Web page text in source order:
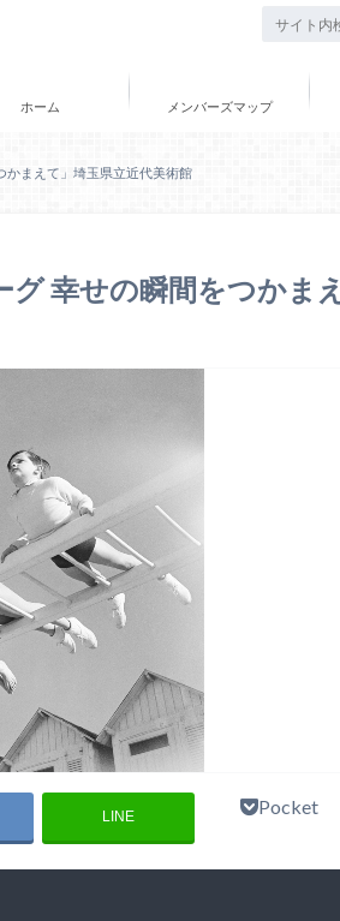
ホーム メンバーズマップ
かまえて」埼玉県立近代美術館
グ 幸せの瞬間をつかまえ
LINE Pocket